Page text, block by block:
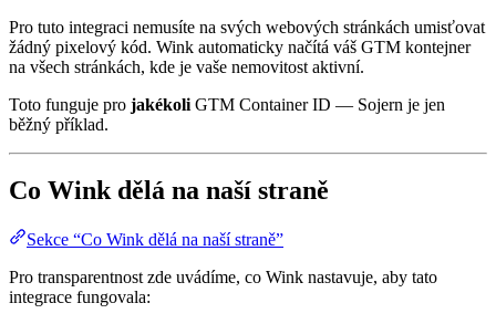
Pro tuto integraci nemusíte na svých webových stránkách umisťovat
žádný pixelový kód. Wink automaticky načítá váš GTM kontejner
na všech stránkách, kde je vaše nemovitost aktivní.
Toto funguje pro jakékoli GTM Container ID — Sojern je jen
běžný příklad.
Co Wink dělá na naší straně
Sekce “Co Wink dělá na naší straně”
Pro transparentnost zde uvádíme, co Wink nastavuje, aby tato
integrace fungovala: